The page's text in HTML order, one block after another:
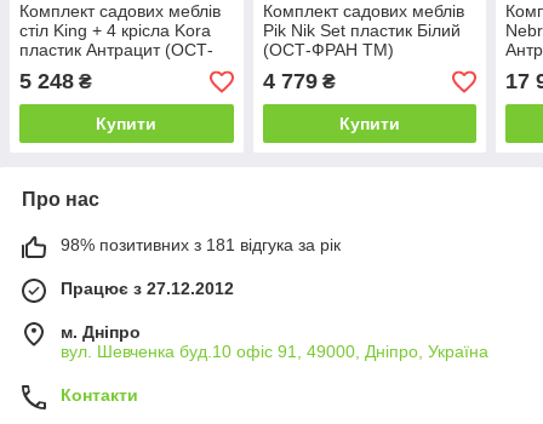
Комплект садових меблів
стіл King + 4 крісла Kora
пластик Антрацит (ОСТ-
ФРАН ТМ)
5 248 ₴
Купити
Комплект садових меблів
Pik Nik Set пластик Білий
(ОСТ-ФРАН ТМ)
4 779₴
Купити
17
Про нас
98% позитивних з 181 відгука за рік
Працює з 27.12.2012
м. Дніпро
вул. Шевченка буд.10 офіс 91, 49000, Дніпро, Україна
Контакти